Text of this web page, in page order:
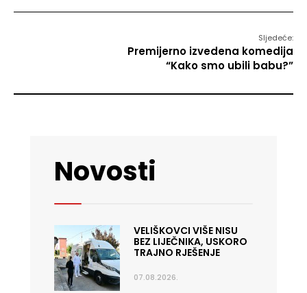
Sljedeće:
Premijerno izvedena komedija
“Kako smo ubili babu?”
Novosti
VELIŠKOVCI VIŠE NISU
BEZ LIJEČNIKA, USKORO
TRAJNO RJEŠENJE
07.08.2026.